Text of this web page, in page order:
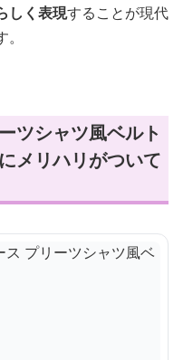
しく表現することが現代
ツシャツ風ベルト
メリハリがついて